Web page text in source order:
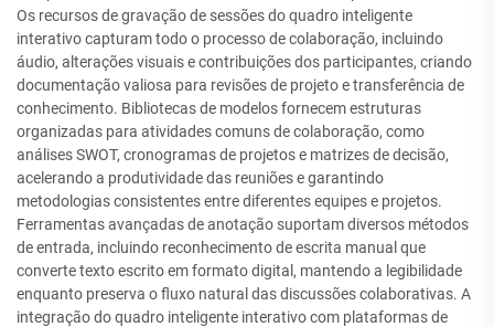
Os recursos de gravação de sessões do quadro inteligente
interativo capturam todo o processo de colaboração, incluindo
áudio, alterações visuais e contribuições dos participantes, criando
documentação valiosa para revisões de projeto e transferência de
conhecimento. Bibliotecas de modelos fornecem estruturas
organizadas para atividades comuns de colaboração, como
análises SWOT, cronogramas de projetos e matrizes de decisão,
acelerando a produtividade das reuniões e garantindo
metodologias consistentes entre diferentes equipes e projetos.
Ferramentas avançadas de anotação suportam diversos métodos
de entrada, incluindo reconhecimento de escrita manual que
converte texto escrito em formato digital, mantendo a legibilidade
enquanto preserva o fluxo natural das discussões colaborativas. A
integração do quadro inteligente interativo com plataformas de